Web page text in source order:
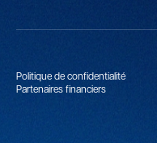
Politique de confidentialité
Partenaires financiers